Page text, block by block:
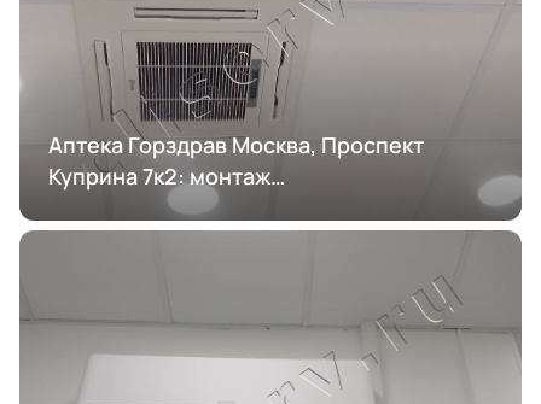
Аптека Горздрав Москва, Проспект
Куприна 7к2: монтаж
кондиционирования